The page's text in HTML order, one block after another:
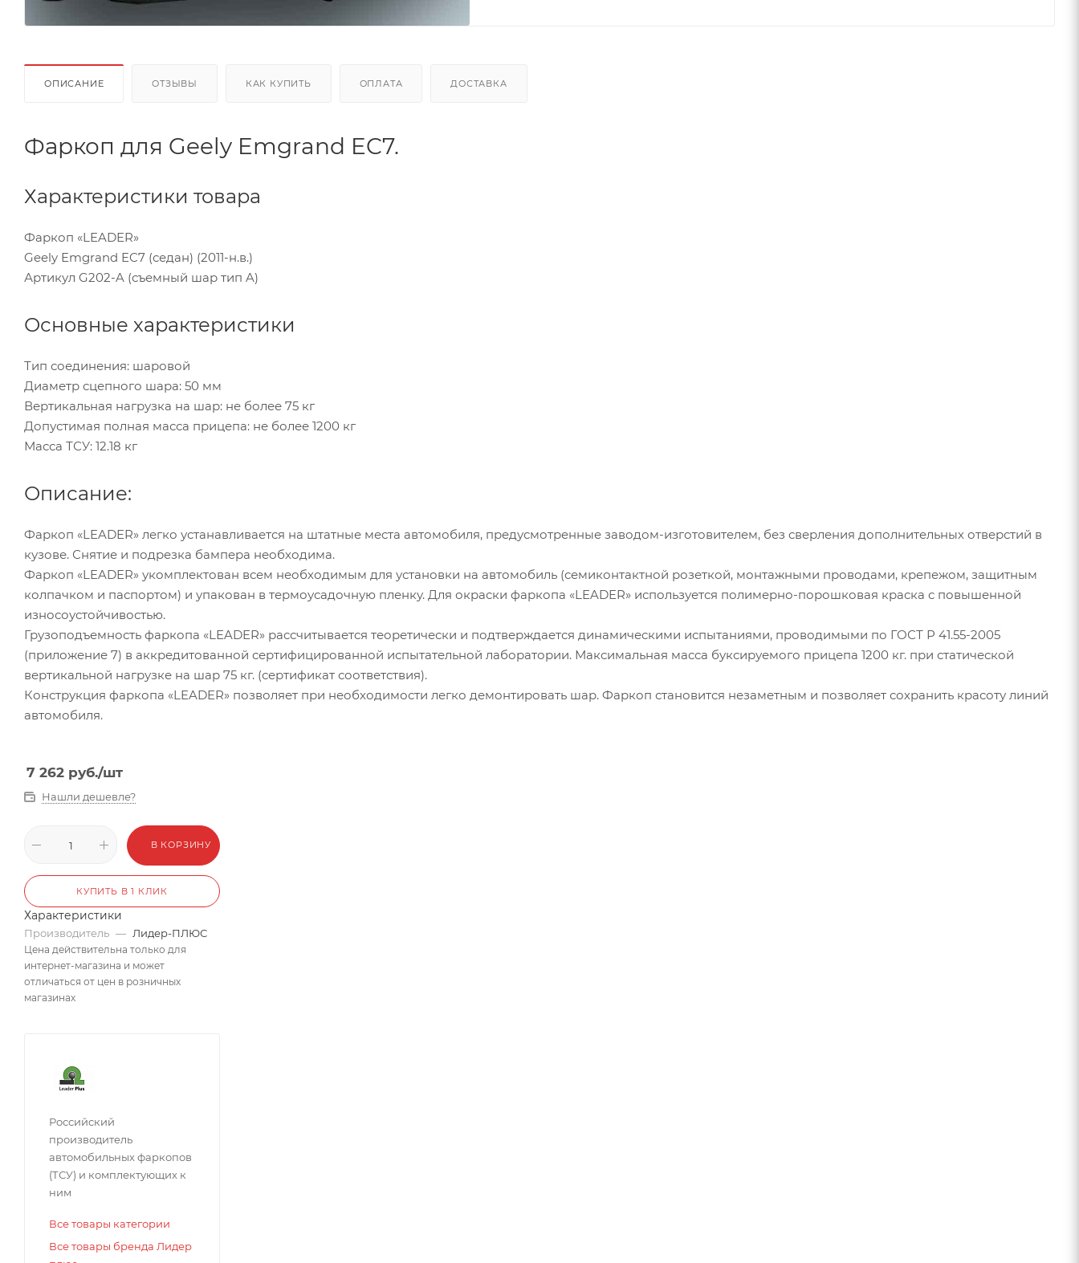
ОПИСАНИЕ ОТЗЫВЫ КАК КУПИТЬ ОПЛАТА ДОСТАВКА
Фаркоп для Geely Emgrand EC7.
Характеристики товара
Фаркоп «LEADER»
Geely Emgrand EC7 (седан) (2011-н.в.)
Артикул G202-A (съемный шар тип A)
Основные характеристики
Тип соединения: шаровой
Диаметр сцепного шара: 50 мм
Вертикальная нагрузка на шар: не более 75 кг
Допустимая полная масса прицепа: не более 1200 кг
Масса ТСУ: 12.18 кг
Описание:
Фаркоп «LEADER» легко устанавливается на штатные места автомобиля, предусмотренные заводом-изготовителем, без сверления дополнительных отверстий в
кузове. Снятие и подрезка бампера необходима.
Фаркоп «LEADER» укомплектован всем необходимым для установки на автомобиль (семиконтактной розеткой, монтажными проводами, крепежом, защитным
колпачком и паспортом) и упакован в термоусадочную пленку. Для окраски фаркопа «LEADER» используется полимерно-порошковая краска с повышенной
износоустойчивостью.
Грузоподъемность фаркопа «LEADER» рассчитывается теоретически и подтверждается динамическими испытаниями, проводимыми по ГОСТ Р 41.55-2005
(приложение 7) в аккредитованной сертифицированной испытательной лаборатории. Максимальная масса буксируемого прицепа 1200 кг. при статической
вертикальной нагрузке на шар 75 кг. (сертификат соответствия).
Конструкция фаркопа «LEADER» позволяет при необходимости легко демонтировать шар. Фаркоп становится незаметным и позволяет сохранить красоту линий
автомобиля.
7 262 руб./шт
Нашли дешевле?
В КОРЗИНУ
КУПИТЬ В 1 КЛИК
Характеристики
Производитель — Лидер-ПЛЮС
Цена действительна только для
интернет-магазина и может
отличаться от цен в розничных
магазинах
Российский
производитель
автомобильных фаркопов
(ТСУ) и комплектующих к
ним
Все товары категории
Все товары бренда Лидер